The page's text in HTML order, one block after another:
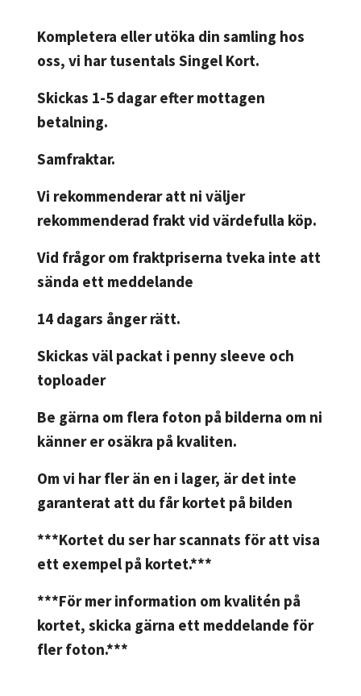
Kompletera eller utöka din samling hos
oss, vi har tusentals Singel Kort.
Skickas 1-5 dagar efter mottagen
betalning.
Samfraktar.
Vi rekommenderar att ni väljer
rekommenderad frakt vid värdefulla köp.
Vid frågor om fraktpriserna tveka inte att
sända ett meddelande
14 dagars ånger rätt.
Skickas väl packat i penny sleeve och
toploader
Be gärna om flera foton på bilderna om ni
känner er osäkra på kvaliten.
Om vi har fler än en i lager, är det inte
garanterat att du får kortet på bilden
***Kortet du ser har scannats för att visa
ett exempel på kortet.***
***För mer information om kvalitén på
kortet, skicka gärna ett meddelande för
fler foton.***